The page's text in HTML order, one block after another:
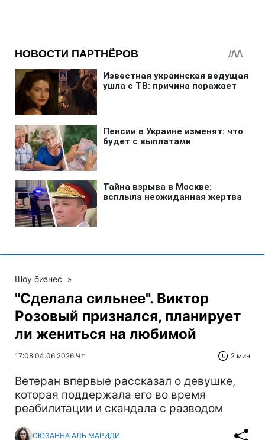
Шоу бизнес »
"Сделала сильнее". Виктор
Розовый признался, планирует
ли жениться на любимой
17:08 04.06.2026 Чт 2 мин
Ветеран впервые рассказал о девушке,
которая поддержала его во время
реабилитации и скандала с разводом
СЮЗАННА АЛЬ МАРИДИ